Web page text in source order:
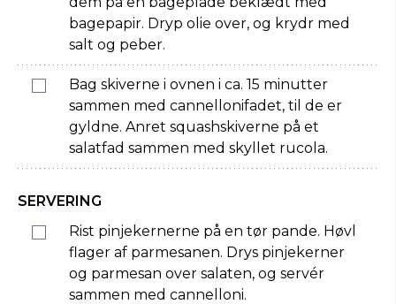
bagepapir. Dryp olie over, og krydr med
salt og peber.
Bag skiverne i ovnen i ca. 15 minutter
sammen med cannellonifadet, til de er
gyldne. Anret squashskiverne på et
salatfad sammen med skyllet rucola.
SERVERING
Rist pinjekernerne på en tør pande. Høvl
flager af parmesanen. Drys pinjekerner
og parmesan over salaten, og servér
sammen med cannelloni.